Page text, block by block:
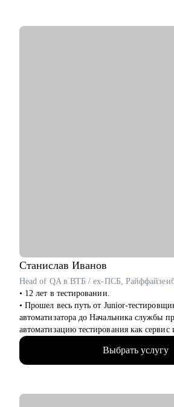
Станислав Иванов
Head of QA в ВТБ / ex-ПСБ,
• 12 лет в тестировании.
• Прошел весь путь от Junior-
автоматизатора до Начальника службы
автоматизацию тестирования как
функциональных тестировщиков
• Написал с нуля программу курса
из онлайн школ, обучил по ней 10+
Выбрать услугу